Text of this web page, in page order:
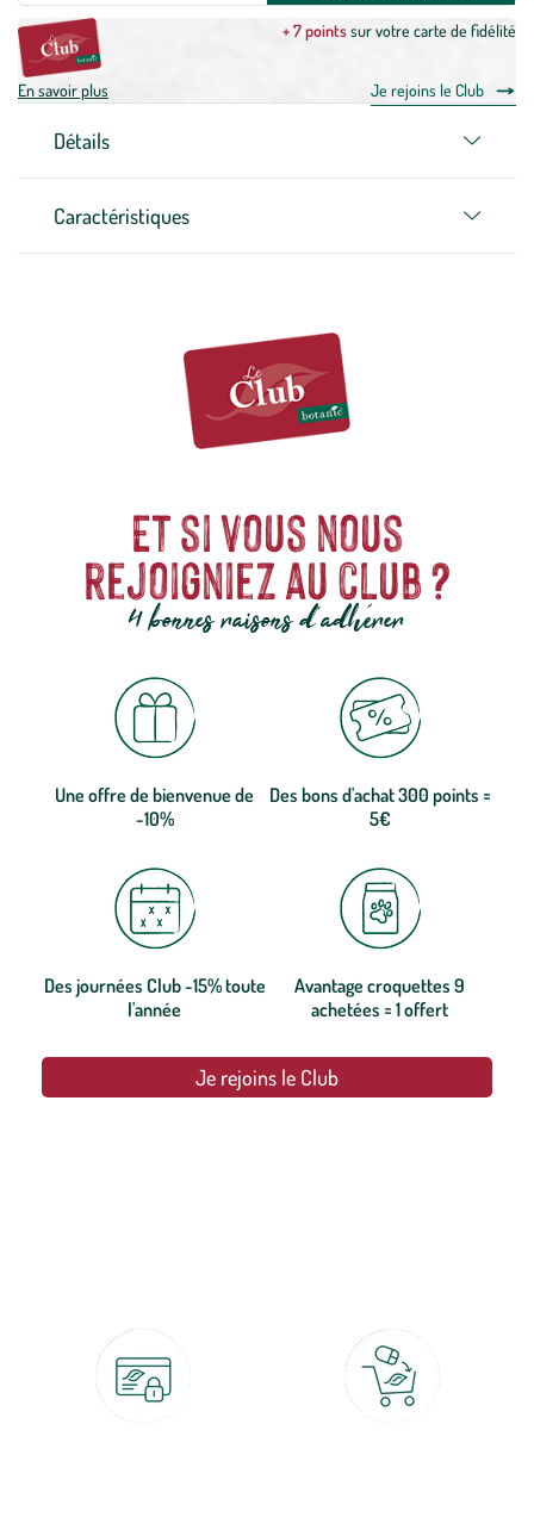
+ 7 pointssur votre carte de fidélité
En savoir plus Je rejoins le Club
Détails
Caractéristiques
Et si vous nous
rejoigniez au club ?
4 bonnes raisons d'adhérer
Une offre de bienvenue de
-10%
Des bons d'achat 300 points =
5€
Des journées Club -15% toute
l'année
Avantage croquettes 9
achetées = 1 offert
Je rejoins le Club